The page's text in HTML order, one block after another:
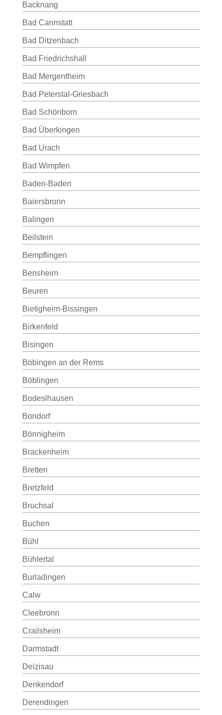
Backnang
Bad Cannstatt
Bad Ditzenbach
Bad Friedrichshall
Bad Mergentheim
Bad Peterstal-Griesbach
Bad Schönborn
Bad Überkingen
Bad Urach
Bad Wimpfen
Baden-Baden
Baiersbronn
Balingen
Beilstein
Bempflingen
Bensheim
Beuren
Bietigheim-Bissingen
Birkenfeld
Bisingen
Böbingen an der Rems
Böblingen
Bodeslhausen
Bondorf
Bönnigheim
Brackenheim
Bretten
Bretzfeld
Bruchsal
Buchen
Bühl
Bühlertal
Burladingen
Calw
Cleebronn
Crailsheim
Darmstadt
Deizisau
Denkendorf
Derendingen